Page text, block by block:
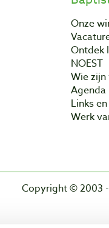
Onze
Ontdek
NOEST
Wie zijn
Agenda
Links
Werk
Copyright © 2003